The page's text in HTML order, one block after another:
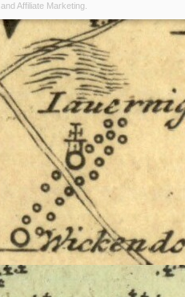
andAffiliate Marketing